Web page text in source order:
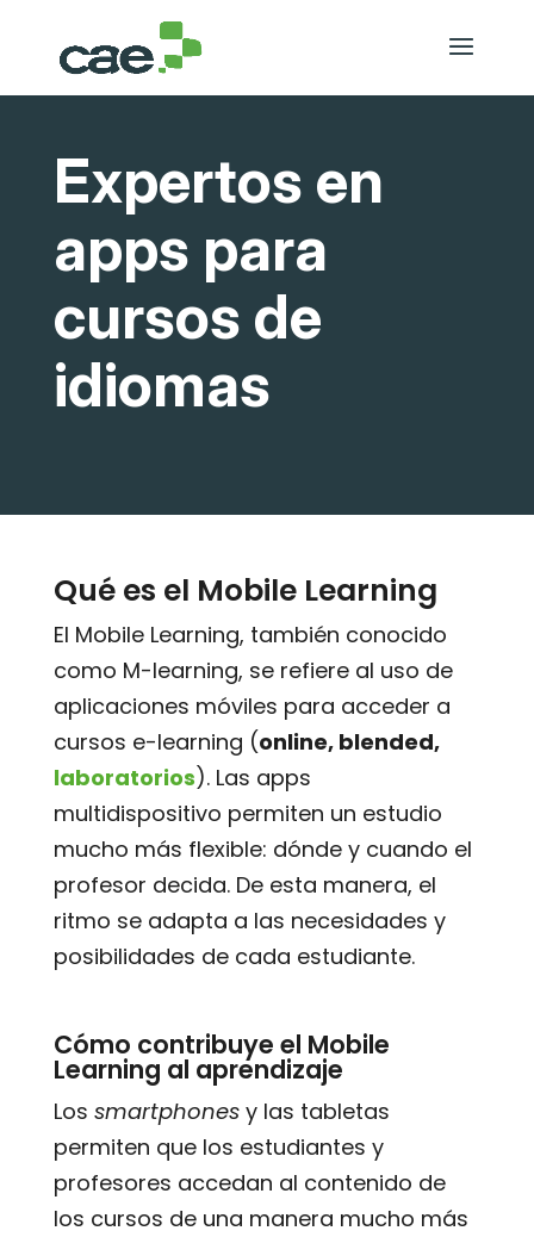
Expertos en
apps para
cursos de
idiomas
Qué es el Mobile Learning
El Mobile Learning, también conocido
como M-learning, se refiere al uso de
aplicaciones móviles para acceder a
cursos e-learning (online, blended,
laboratorios). Las apps
multidispositivo permiten un estudio
mucho más flexible: dónde y cuando el
profesor decida. De esta manera, el
ritmo se adapta a las necesidades y
posibilidades de cada estudiante.
Cómo contribuye el Mobile
Learning al aprendizaje
Los smartphonesy las tabletas
permiten que los estudiantes y
profesores accedan al contenido de
los cursos de una manera mucho más